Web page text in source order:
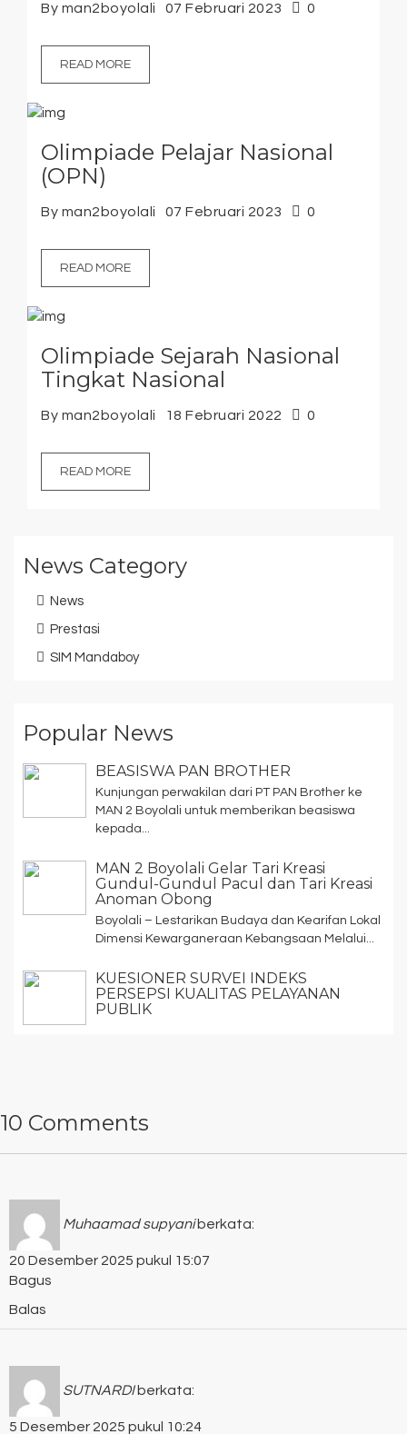
By man2boyolali 07 Februari 2023 0
READ MORE
Olimpiade Pelajar Nasional
(OPN)
By man2boyolali 07 Februari 2023 0
READ MORE
Olimpiade Sejarah Nasional
Tingkat Nasional
By man2boyolali 18 Februari 2022 0
READ MORE
News Category
News
Prestasi
SIM Mandaboy
Popular News
BEASISWA PAN BROTHER
Kunjungan perwakilan dari PT PAN Brother ke
MAN 2 Boyolali untuk memberikan beasiswa
kepada...
MAN 2 Boyolali Gelar Tari Kreasi
Gundul-Gundul Pacul dan Tari Kreasi
Anoman Obong
Boyolali – Lestarikan Budaya dan Kearifan Lokal
Dimensi Kewarganeraan Kebangsaan Melalui...
KUESIONER SURVEI INDEKS
PERSEPSI KUALITAS PELAYANAN
PUBLIK
10 Comments
Muhaamad supyani berkata:
20 Desember 2025 pukul 15:07
Bagus
Balas
SUTNARDI berkata:
5 Desember 2025 pukul 10:24